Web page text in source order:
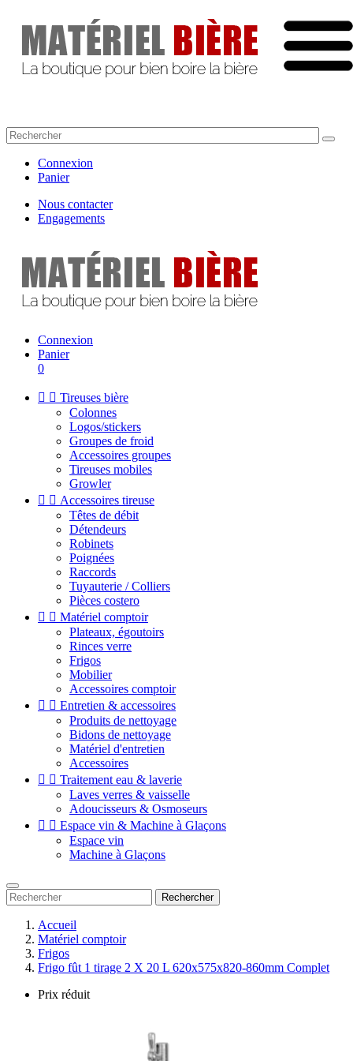
Connexion
Panier
Nous contacter
Engagements
Connexion
Panier
0
  Tireuses bière
Colonnes
Logos/stickers
Groupes de froid
Accessoires groupes
Tireuses mobiles
Growler
  Accessoires tireuse
Têtes de débit
Détendeurs
Robinets
Poignées
Raccords
Tuyauterie / Colliers
Pièces costero
  Matériel comptoir
Plateaux, égoutoirs
Rinces verre
Frigos
Mobilier
Accessoires comptoir
  Entretien & accessoires
Produits de nettoyage
Bidons de nettoyage
Matériel d'entretien
Accessoires
  Traitement eau & laverie
Laves verres & vaisselle
Adoucisseurs & Osmoseurs
  Espace vin & Machine à Glaçons
Espace vin
Machine à Glaçons
Rechercher
Accueil
Matériel comptoir
Frigos
Frigo fût 1 tirage 2 X 20 L 620x575x820-860mm Complet
Prix réduit